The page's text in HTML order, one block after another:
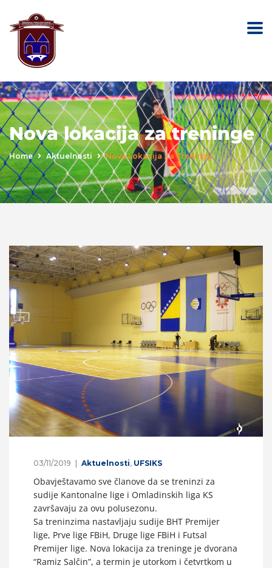
Nova lokacija za treninge
Home Aktuelnosti Nova Lokacija Za Treninge
03/11/2019 Aktuelnosti, UFSIKS
Obavještavamo sve članove da se treninzi za
sudije Kantonalne lige i Omladinskih liga KS
završavaju za ovu polusezonu.
Sa treninzima nastavljaju sudije BHT Premijer
lige, Prve lige FBiH, Druge lige FBiH i Futsal
Premijer lige. Nova lokacija za treninge je dvorana
“Ramiz Salčin”, a termin je utorkom i četvrtkom u